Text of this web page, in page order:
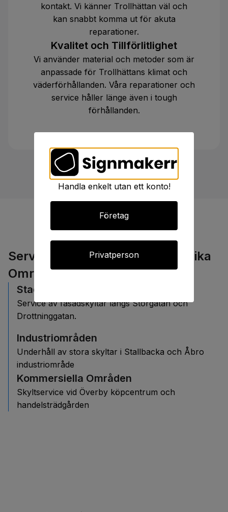
kontakt. Vi känner Trollhättan väl och
kan snabbt komma ut för akuta
reparationer.
Kvalitet och Tillförlitlighet
Vi använder material och metoder som är
anpassade för Trollhättans klimat och
väderförhållanden. Våra reparationer och
service håller länge även i tough
förhållanden.
Servicetjänster i Trollhättans Olika
Områden
Stadskärnan
Service av fasadskyltar längs Storgatan och
Drottninggatan.
Industriområden
Underhåll av stora skyltar i Stallbacka och Åbro
industriområde
Kommersiella Områden
Skyltservice vid Överby köpcentrum och
handelsträdgården
Handla enkelt utan ett konto!
Företag
Privatperson